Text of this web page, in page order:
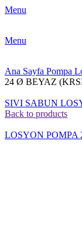
Menu
Menu
Ana Sayfa Pompa
24 Ø BEYAZ
SIVI SABUN
Back to products
LOSYON POMPA